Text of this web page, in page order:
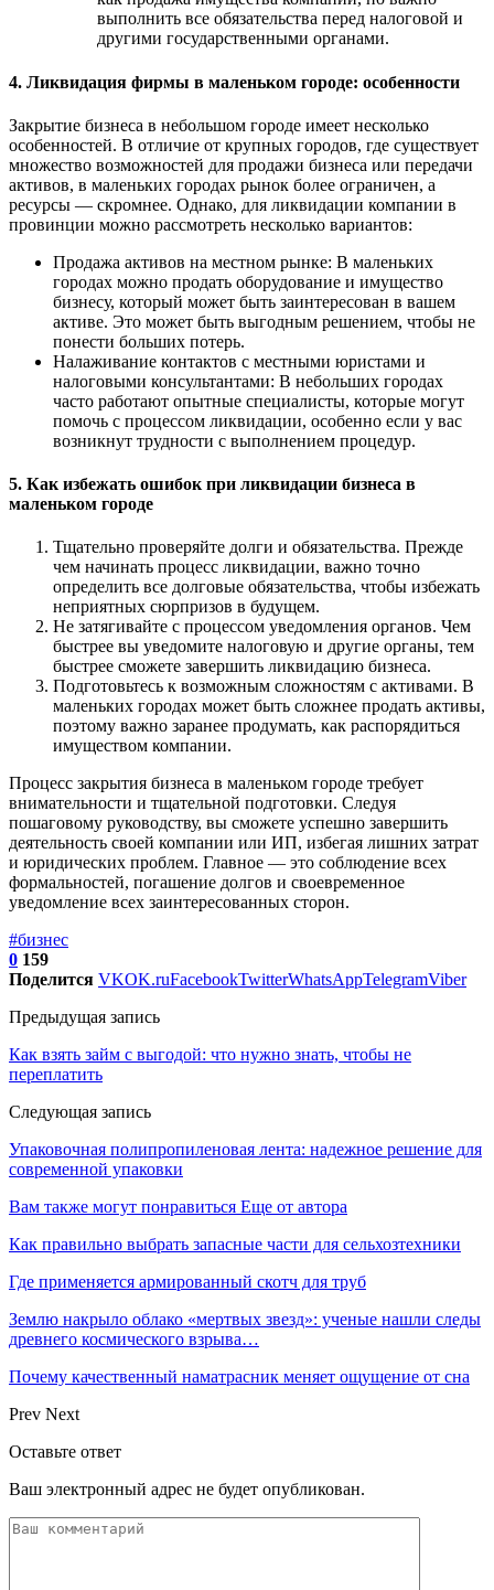
выполнить все обязательства перед налоговой и
другими государственными органами.
4. Ликвидация фирмы в маленьком городе: особенности
Закрытие бизнеса в небольшом городе имеет несколько
особенностей. В отличие от крупных городов, где существует
множество возможностей для продажи бизнеса или передачи
активов, в маленьких городах рынок более ограничен, а
ресурсы — скромнее. Однако, для ликвидации компании в
провинции можно рассмотреть несколько вариантов:
Продажа активов на местном рынке: В маленьких
городах можно продать оборудование и имущество
бизнесу, который может быть заинтересован в вашем
активе. Это может быть выгодным решением, чтобы не
понести больших потерь.
Налаживание контактов с местными юристами и
налоговыми консультантами: В небольших городах
часто работают опытные специалисты, которые могут
помочь с процессом ликвидации, особенно если у вас
возникнут трудности с выполнением процедур.
5. Как избежать ошибок при ликвидации бизнеса в
маленьком городе
Тщательно проверяйте долги и обязательства. Прежде
чем начинать процесс ликвидации, важно точно
определить все долговые обязательства, чтобы избежать
неприятных сюрпризов в будущем.
Не затягивайте с процессом уведомления органов. Чем
быстрее вы уведомите налоговую и другие органы, тем
быстрее сможете завершить ликвидацию бизнеса.
Подготовьтесь к возможным сложностям с активами. В
маленьких городах может быть сложнее продать активы,
поэтому важно заранее продумать, как распорядиться
имуществом компании.
Процесс закрытия бизнеса в маленьком городе требует
внимательности и тщательной подготовки. Следуя
пошаговому руководству, вы сможете успешно завершить
деятельность своей компании или ИП, избегая лишних затрат
и юридических проблем. Главное — это соблюдение всех
формальностей, погашение долгов и своевременное
уведомление всех заинтересованных сторон.
#бизнес
0 159
Поделится VKOK.ruFacebookTwitterWhatsAppTelegramViber
Предыдущая запись
Как взять займ с выгодой: что нужно знать, чтобы не
переплатить
Следующая запись
Упаковочная полипропиленовая лента: надежное решение для
современной упаковки
Вам также могут понравиться Еще от автора
Как правильно выбрать запасные части для сельхозтехники
Где применяется армированный скотч для труб
Землю накрыло облако «мертвых звезд»: ученые нашли следы
древнего космического взрыва…
Почему качественный наматрасник меняет ощущение от сна
Prev Next
Оставьте ответ
Ваш электронный адрес не будет опубликован.